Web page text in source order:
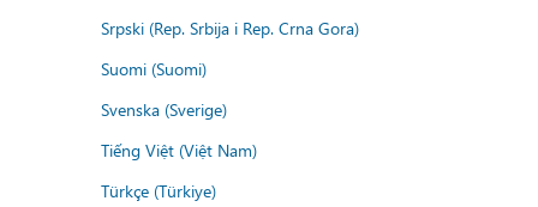
Srpski (Rep. Srbija i Rep. Crna Gora)
Suomi (Suomi)
Svenska (Sverige)
Tiếng Việt (Việt Nam)
Türkçe (Türkiye)